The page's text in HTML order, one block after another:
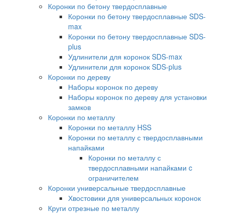
Коронки по бетону твердосплавные
Коронки по бетону твердосплавные SDS-
max
Коронки по бетону твердосплавные SDS-
plus
Удлинители для коронок SDS-max
Удлинители для коронок SDS-plus
Коронки по дереву
Наборы коронок по дереву
Наборы коронок по дереву для установки
замков
Коронки по металлу
Коронки по металлу HSS
Коронки по металлу с твердосплавными
напайками
Коронки по металлу с
твердосплавными напайками c
ограничителем
Коронки универсальные твердосплавные
Хвостовики для универсальных коронок
Круги отрезные по металлу